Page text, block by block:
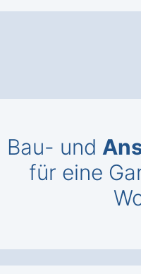
Bau- und
für eine